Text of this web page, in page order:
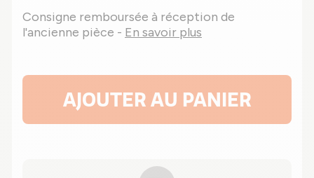
Consigne remboursée à réception de
l'ancienne pièce - En savoir plus
AJOUTER AU PANIER